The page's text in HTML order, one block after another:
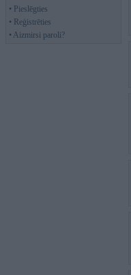
• Pieslēgties
• Reģistrēties
• Aizmirsi paroli?